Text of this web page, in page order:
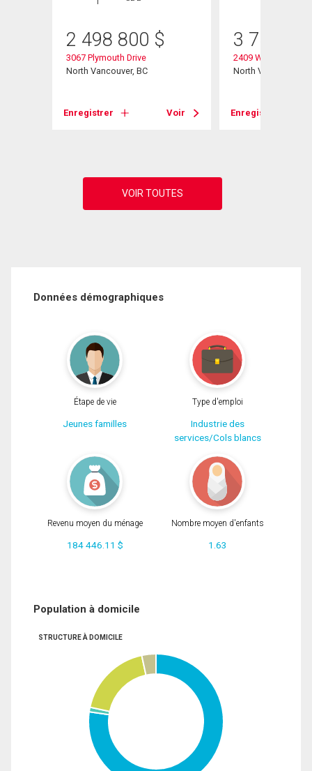
2 498 800 $
3067 Plymouth Drive
North Vancouver, BC
Enregistrer Voir
3 750
2409 Windridge
North Vancouver,
Enregistrer
Données démographiques
Étape de vie
Jeunes familles
Type d'emploi
Industrie des
services/Cols blancs
Revenu moyen du ménage
184 446.11 $
Nombre moyen d'enfants
1.63
Population à domicile
STRUCTURE À DOMICILE